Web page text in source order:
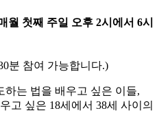
월 첫째 주일 오후 2시에서 6시
분 참여 가능합니다.)
하는 법을 배우고 싶은 이들,
고 싶은 18세에서 38세 사이의